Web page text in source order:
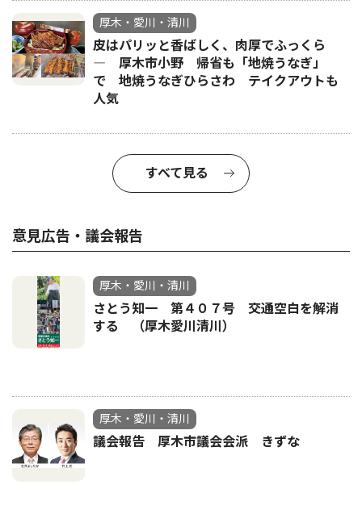
厚木・愛川・清川
皮はパリッと香ばしく、肉厚でふっくら
― 厚木市小野 帰省も「地焼うなぎ」
で 地焼うなぎひらさわ テイクアウトも
人気
すべて見る
意見広告・議会報告
厚木・愛川・清川
さとう知一 第４０７号 交通空白を解消
する （厚木愛川清川）
厚木・愛川・清川
議会報告 厚木市議会会派 きずな